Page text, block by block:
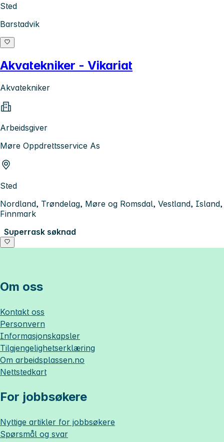
Sted
Barstadvik
Akvatekniker - Vikariat
Akvatekniker
Arbeidsgiver
Møre Oppdrettsservice As
Sted
Nordland, Trøndelag, Møre og Romsdal, Vestland, Island,
Finnmark
Superrask søknad
Om oss
Kontakt oss
Personvern
Informasjonskapsler
Tilgjengelighetserklæring
Om arbeidsplassen.no
Nettstedkart
For jobbsøkere
Nyttige artikler for jobbsøkere
Spørsmål og svar